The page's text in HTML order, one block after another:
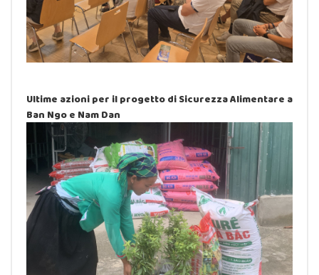
Ultime azioni per il progetto di Sicurezza Alimentare a
Ban Ngo e Nam Dan